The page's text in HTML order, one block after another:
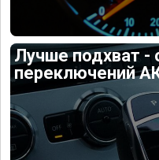
Лучше подхват -
переключений